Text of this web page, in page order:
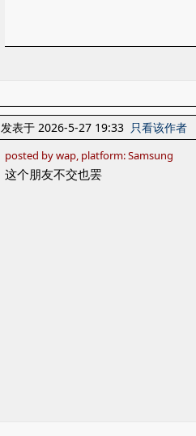
发表于 2026-5-27 19:33 只看该作者
posted by wap, platform: Samsung
这个朋友不交也罢